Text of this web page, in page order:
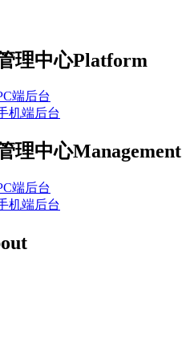
理中心Platform
端后台
机端后台
理中心Management
端后台
机端后台